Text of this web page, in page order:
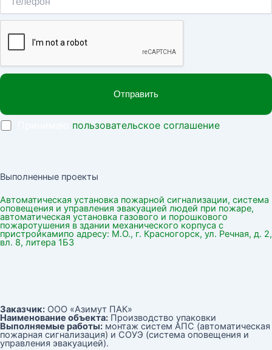
пользовательское соглашение
Выполненные проекты
Автоматическая установка пожарной сигнализации, система
оповещения и управления эвакуацией людей при пожаре,
автоматическая установка газового и порошкового
пожаротушения в здании механического корпуса с
пристройкамипо адресу: М.О., г. Красногорск, ул. Речная, д. 2,
вл. 8, литера 1Б3
Заказчик: ООО «Азимут ПАК»
Наименование объекта: Производство упаковки
Выполняемые работы: монтаж систем АПС (автоматическая
пожарная сигнализация) и СОУЭ (система оповещения и
управления эвакуацией).